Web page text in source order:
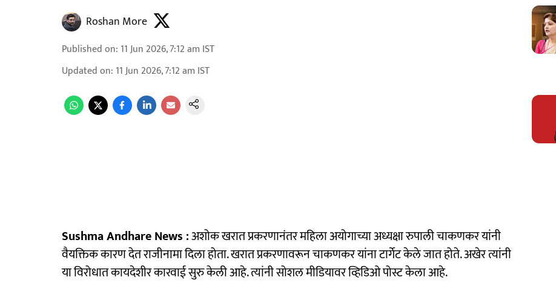
Roshan More
Published on: 11 Jun 2026, 7:12 am IST
Updated on: 11 Jun 2026, 7:12 am IST
Sushma Andhare News :अशोक खरात प्रकरणानंतर महिला अयोगाच्या अध्यक्षा रुपाली चाकणकर यांनी
वैयक्तिक कारण देत राजीनामा दिला होता. खरात प्रकरणावरून चाकणकर यांना टार्गेट केले जात होते. अखेर त्यांनी
या विरोधात कायदेशीर कारवाई सुरु केली आहे. त्यांनी सोशल मीडियावर व्हिडिओ पोस्ट केला आहे.